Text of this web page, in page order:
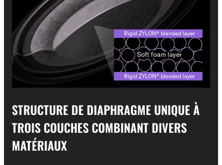
STRUCTURE DE DIAPHRAGME UNIQUE À
TROIS COUCHES COMBINANT DIVERS
MATÉRIAUX